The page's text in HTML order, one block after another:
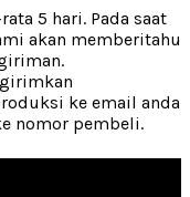
5 hari. Pada saat
akan memberitahu
ke email anda
nomor pembeli.